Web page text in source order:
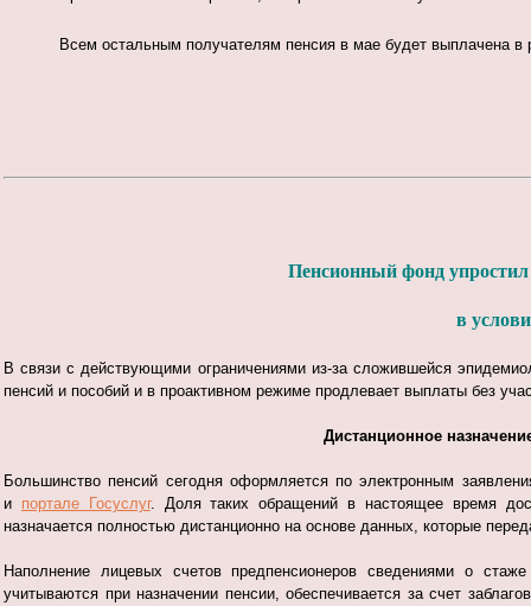
Всем остальным получателям пенсия в мае будет выплачена в
Пенсионный фонд
в
В связи с действующими ограничениями из-за сложившейся
пенсий и пособий и в проактивном режиме продлевает выплаты без
Дистанционное
Большинство пенсий сегодня оформляется по электронным
и портале Госуслуг. Доля таких обращений в настоящее время
назначается полностью дистанционно на основе данных, которые
Наполнение лицевых счетов предпенсионеров сведениями о
учитываются при назначении пенсии, обеспечивается за счет